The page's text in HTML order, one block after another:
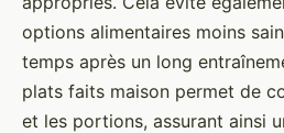
options alimentaires moins
temps après un long
plats faits maison permet de
et les portions, assurant ainsi